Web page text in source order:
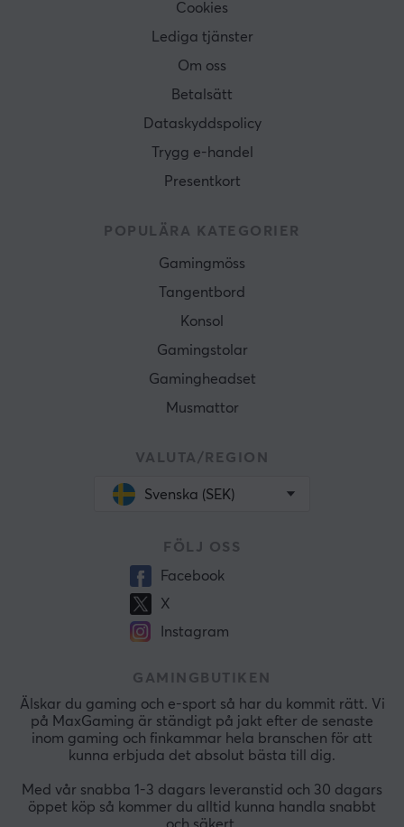
Cookies
Lediga tjänster
Om oss
Betalsätt
Dataskyddspolicy
Trygg e-handel
Presentkort
POPULÄRA KATEGORIER
Gamingmöss
Tangentbord
Konsol
Gamingstolar
Gamingheadset
Musmattor
VALUTA/REGION
Svenska (SEK)
FÖLJ OSS
Facebook
X
Instagram
GAMINGBUTIKEN
Älskar du gaming och e-sport så har du kommit rätt. Vi
på MaxGaming är ständigt på jakt efter de senaste
inom gaming och finkammar hela branschen för att
kunna erbjuda det absolut bästa till dig.
Med vår snabba 1-3 dagars leveranstid och 30 dagars
öppet köp så kommer du alltid kunna handla snabbt